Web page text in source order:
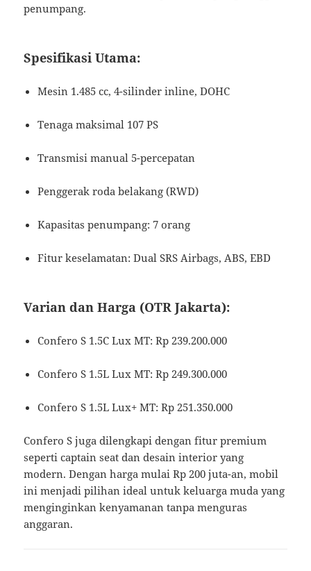
penumpang.
Spesifikasi Utama:
Mesin 1.485 cc, 4-silinder inline, DOHC
Tenaga maksimal 107 PS
Transmisi manual 5-percepatan
Penggerak roda belakang (RWD)
Kapasitas penumpang: 7 orang
Fitur keselamatan: Dual SRS Airbags, ABS, EBD
Varian dan Harga (OTR Jakarta):
Confero S 1.5C Lux MT: Rp 239.200.000
Confero S 1.5L Lux MT: Rp 249.300.000
Confero S 1.5L Lux+ MT: Rp 251.350.000
Confero S juga dilengkapi dengan fitur premium
seperti captain seat dan desain interior yang
modern. Dengan harga mulai Rp 200 juta-an, mobil
ini menjadi pilihan ideal untuk keluarga muda yang
menginginkan kenyamanan tanpa menguras
anggaran.